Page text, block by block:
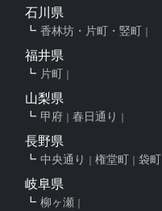
石川県
香林坊・片町・竪町
福井県
片町
山梨県
甲府 春日通り
長野県
中央通り 権堂町 袋町
岐阜県
柳ヶ瀬